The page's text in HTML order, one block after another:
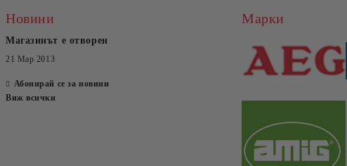
Новини
Магазинът е отворен
21 Мар 2013
Абонирай се за новини
Виж всички
Марки